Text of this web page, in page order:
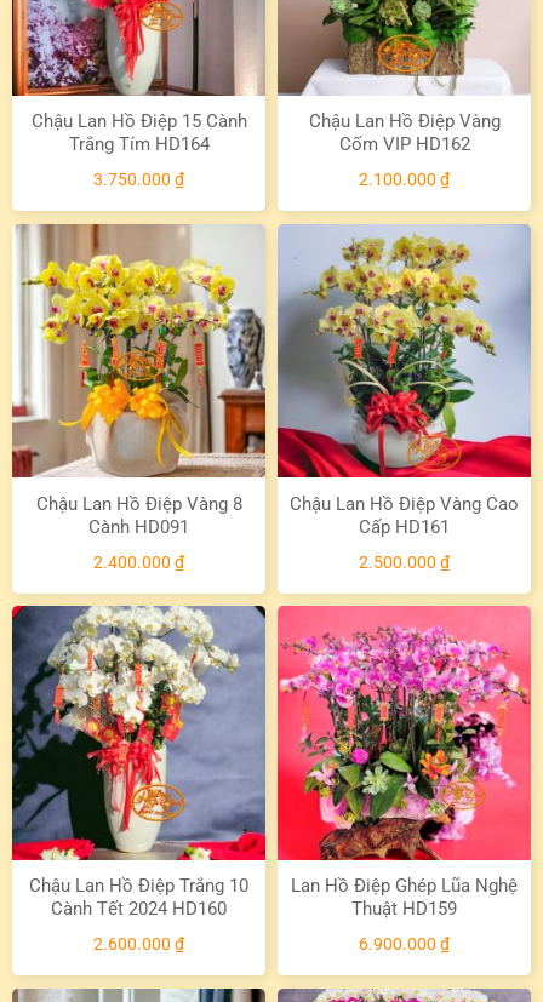
Chậu Lan Hồ Điệp 15 Cành
Trắng Tím HD164
3.750.000 ₫
Chậu Lan Hồ Điệp Vàng
Cốm VIP HD162
2.100.000 ₫
Chậu Lan Hồ Điệp Vàng 8
Cành HD091
2.400.000 ₫
Chậu Lan Hồ Điệp Vàng Cao
Cấp HD161
2.500.000 ₫
Chậu Lan Hồ Điệp Trắng 10
Cành Tết 2024 HD160
2.600.000 ₫
Lan Hồ Điệp Ghép Lũa Nghệ
Thuật HD159
6.900.000 ₫